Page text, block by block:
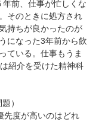
前、仕事が忙しくな
そのときに処方され
持ちが良かったのが
になった3年前から飲
ている。仕事もうま
紹介を受けた精神科
）
先度が高いのはどれ